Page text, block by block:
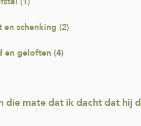
schenking (2)
en geloften (4)
mate dat ik dacht dat hij